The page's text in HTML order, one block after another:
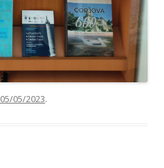
05/05/2023.